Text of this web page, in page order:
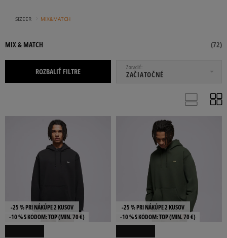
SIZEER MIX&MATCH
MIX & MATCH (72)
ROZBALIŤ FILTRE Zoradiť
ZAČIATOČNÉ
OD DO
DICKIES CHAMPION
NEW BALANCE
-10 % S KÓDOM: TOP (MIN. 70 €)
-25 % PRI NÁKÚPE 2 KUSOV
-10 % S KÓDOM: TOP (MIN. 70 €)
-25 % PRI NÁKÚPE 2 KUSOV